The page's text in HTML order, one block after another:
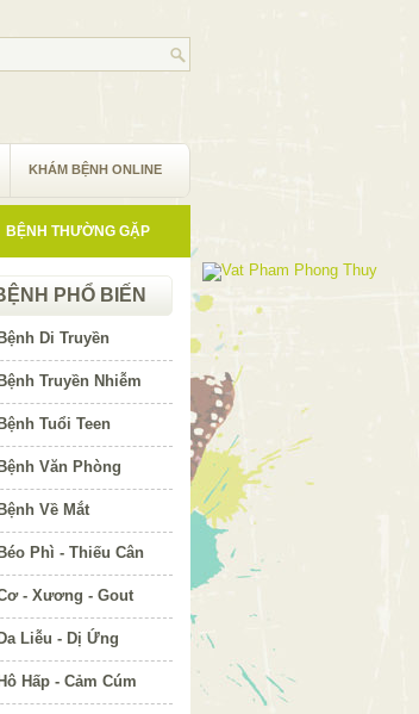
KHÁM BỆNH ONLINE
BỆNH THƯỜNG GẶP
PHỔ BIẾN
Bệnh Di Truyền
Bệnh Truyền Nhiễm
Bệnh Tuổi Teen
Bệnh Văn Phòng
Bệnh Về Mắt
Béo Phì - Thiếu Cân
- Xương - Gout
Da Liễu - Dị Ứng
Hô Hấp - Cảm Cúm